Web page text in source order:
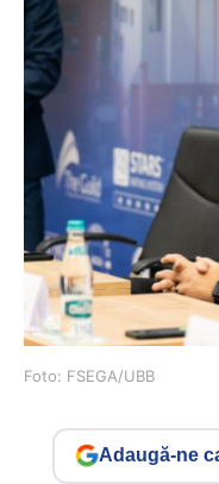
Foto: FSEGA/UBB
Adaugă-ne